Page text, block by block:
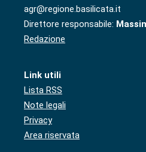
agr@regione.basilicata.it
Direttore responsabile:
Redazione
Link utili
Lista RSS
Note legali
Privacy
Area riservata